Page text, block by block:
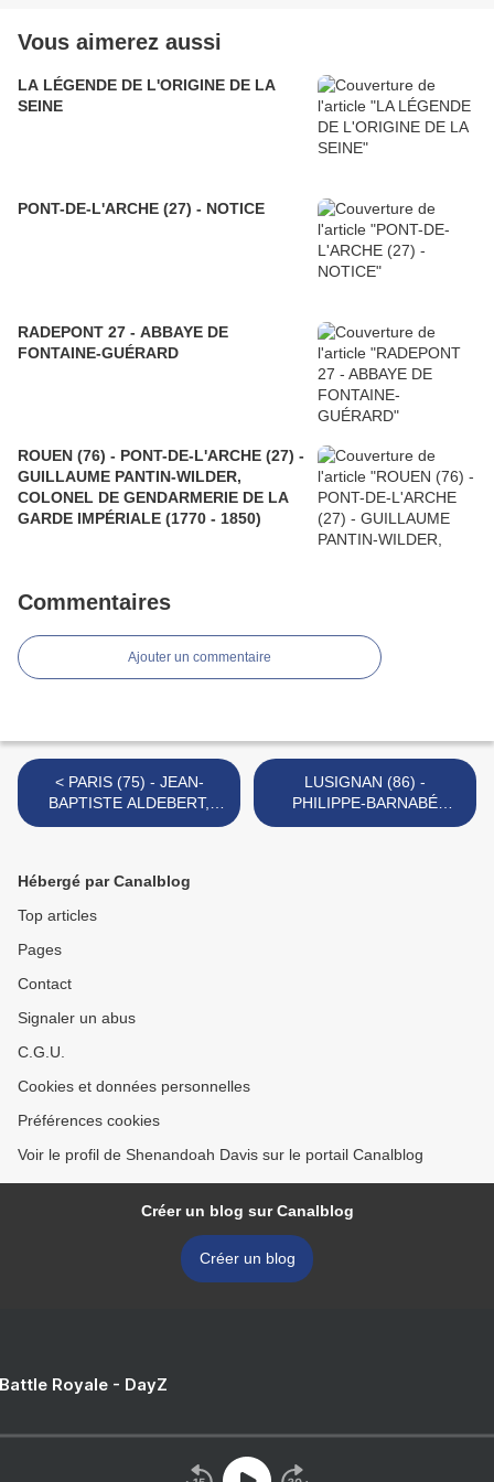
Vous aimerez aussi
LA LÉGENDE DE L'ORIGINE DE LA
SEINE
PONT-DE-L'ARCHE (27) - NOTICE
RADEPONT 27 - ABBAYE DE
FONTAINE-GUÉRARD
ROUEN (76) - PONT-DE-L'ARCHE (27) -
GUILLAUME PANTIN-WILDER,
COLONEL DE GENDARMERIE DE LA
GARDE IMPÉRIALE (1770 - 1850)
Commentaires
Ajouter un commentaire
< PARIS (75) - JEAN-
BAPTISTE ALDEBERT,
CHEF DE BATAILLON
LUSIGNAN (86) -
PHILIPPE-BARNABÉ
BOUTHET DE LA
Hébergé par Canalblog
Top articles
Pages
Contact
Signaler un abus
C.G.U.
Cookies et données personnelles
Préférences cookies
Voir le profil de Shenandoah Davis sur le portail Canalblog
Créer un blog sur Canalblog
Créer un blog
Royale - DayZ